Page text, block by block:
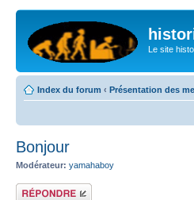
Le site
Index du forum ‹ Présentation des
Bonjour
Modérateur: yamahaboy
Répondre